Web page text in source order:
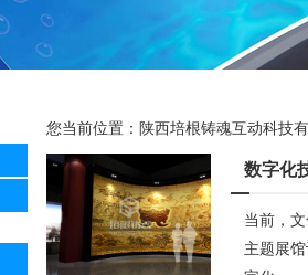
您当前位置： 陕西培根铸魂互动科技
数字化
当前，
主题展